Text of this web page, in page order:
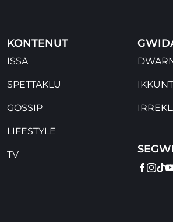
KONTENUT
ISSA
SPETTAKLU
GOSSIP
LIFESTYLE
TV